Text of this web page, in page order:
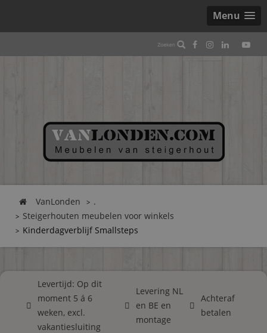
Menu
VanLonden
.
Steigerhouten meubelen voor winkels
Kinderdagverblijf Smallsteps
Levertijd: Op dit
moment 5 á 6
weken, excl.
vakantiesluiting
Levering NL
en BE en
montage
Achteraf
betalen